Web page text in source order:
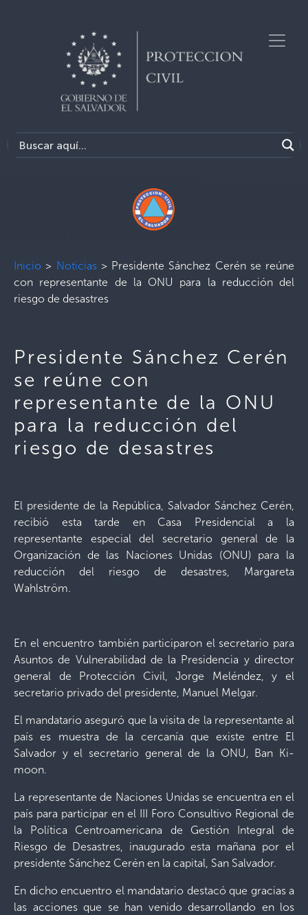
Inicio > Noticias> Presidente Sánchez Cerén se reúne
con representante de la ONU para la reducción del
riesgo de desastres
Presidente Sánchez Cerén
se reúne con
representante de la ONU
para la reducción del
riesgo de desastres
El presidente de la República, Salvador Sánchez Cerén,
recibió esta tarde en Casa Presidencial a la
representante especial del secretario general de la
Organización de las Naciones Unidas (ONU) para la
reducción del riesgo de desastres, Margareta
Wahlström.
En el encuentro también participaron el secretario para
Asuntos de Vulnerabilidad de la Presidencia y director
general de Protección Civil, Jorge Meléndez, y el
secretario privado del presidente, Manuel Melgar.
El mandatario aseguró que la visita de la representante al
país es muestra de la cercanía que existe entre El
Salvador y el secretario general de la ONU, Ban Ki-
moon.
La representante de Naciones Unidas se encuentra en el
país para participar en el III Foro Consultivo Regional de
la Política Centroamericana de Gestión Integral de
Riesgo de Desastres, inaugurado esta mañana por el
presidente Sánchez Cerén en la capital, San Salvador.
En dicho encuentro el mandatario destacó que gracias a
las acciones que se han venido desarrollando en los